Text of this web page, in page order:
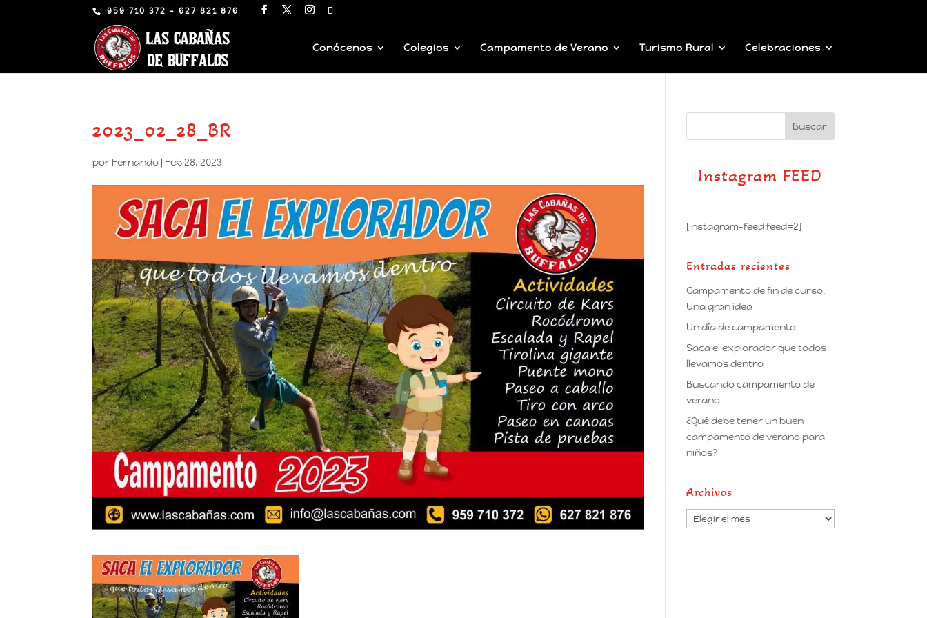
959 710 372 - 627 821 876
Conócenos Colegios Campamento de Verano Turismo Rural Celebraciones
2023_02_28_BR
por Fernando | Feb 28, 2023
Instagram FEED
[instagram-feed feed=2]
Entradas recientes
Campamento de fin de curso.
Una gran idea
Un día de campamento
Saca el explorador que todos
llevamos dentro
Buscando campamento de
verano
¿Qué debe tener un buen
campamento de verano para
niños?
Archivos
Archivos